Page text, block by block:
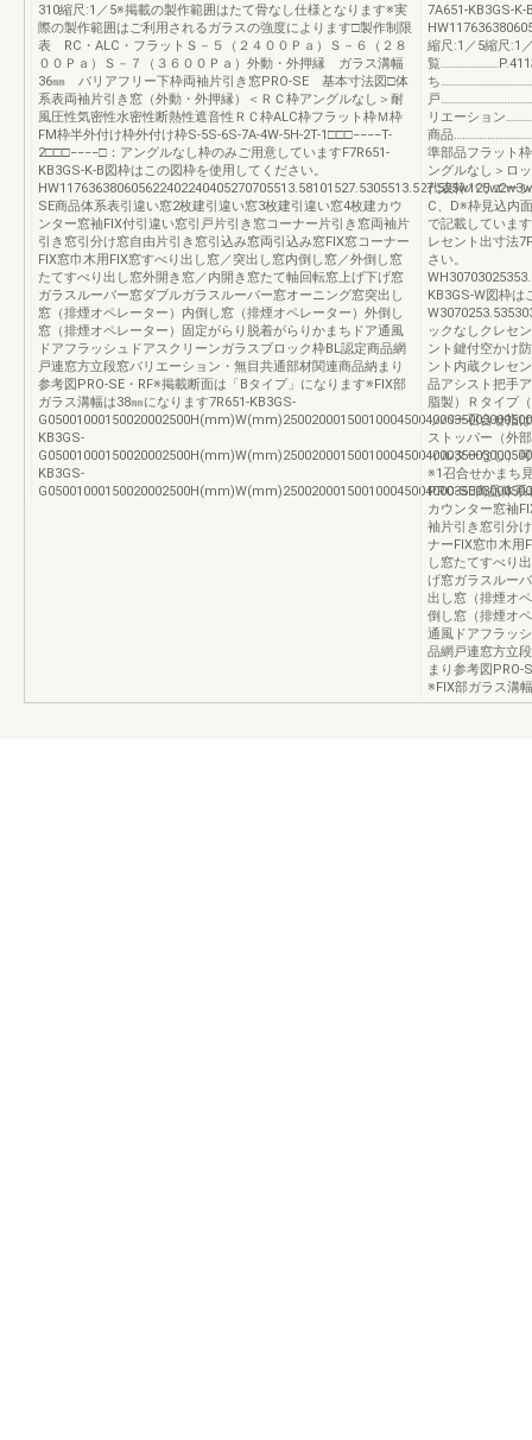
310縮尺:1／5※掲載の製作範囲はたて骨なし仕様となります※実
際の製作範囲はご利用されるガラスの強度によります□製作制限
表 RC・ALC・フラットＳ－５（２４００Ｐａ）Ｓ－６（２８
００Ｐａ）Ｓ－７（３６００Ｐａ）外動・外押縁 ガラス溝幅
36㎜ バリアフリー下枠両袖片引き窓PRO-SE 基本寸法図□体
系表両袖片引き窓（外動・外押縁）＜ＲＣ枠アングルなし＞耐
風圧性気密性水密性断熱性遮音性ＲＣ枠ALC枠フラット枠Ｍ枠
FM枠半外付け枠外付け枠S-5S-6S-7A-4W-5H-2T-1□□□−−−−T-
2□□□−−−−□：アングルなし枠のみご用意していますF7R651-
KB3GS-K-B図枠はこの図枠を使用してください。
SE商品体系表引違い窓2枚建引違い窓3枚建引違い窓4枚建カウ
ンター窓袖FIX付引違い窓引戸片引き窓コーナー片引き窓両袖片
引き窓引分け窓自由片引き窓引込み窓両引込み窓FIX窓コーナー
FIX窓巾木用FIX窓すべり出し窓／突出し窓内倒し窓／外倒し窓
たてすべり出し窓外開き窓／内開き窓たて軸回転窓上げ下げ窓
ガラスルーバー窓ダブルガラスルーバー窓オーニング窓突出し
窓（排煙オペレーター）内倒し窓（排煙オペレーター）外倒し
窓（排煙オペレーター）固定がらり脱着がらりかまちドア通風
ドアフラッシュドアスクリーンガラスブロック枠BL認定商品網
戸連窓方立段窓バリエーション・無目共通部材関連商品納まり
参考図PRO-SE・RF※掲載断面は「Bタイプ」になります※FIX部
ガラス溝幅は38㎜になります7R651-KB3GS-
KB3GS-
KB3GS-
7A651-KB3GS-
縮尺:1／5縮尺:1
覧
ち
戸
リエーション
商品
準部品フラット
ングルなし＞ロ
代表枠バリエー
C、D※枠見込内
で記載していま
レセント出寸法
さい。
KB3GS-W図枠は
ックなしクレセ
ント鍵付空かけ
ント内蔵クレセ
品アシスト把手
脂製）Ｒタイプ
ッパー召合せ指
ストッパー（外
ィルターなし）
※1召合せかまち
PRO-SE商品体
カウンター窓袖
袖片引き窓引分
ナーFIX窓巾木用
し窓たてすべり
げ窓ガラスルー
出し窓（排煙オ
倒し窓（排煙オ
通風ドアフラッ
品網戸連窓方立
まり参考図PRO-
※FIX部ガラス溝